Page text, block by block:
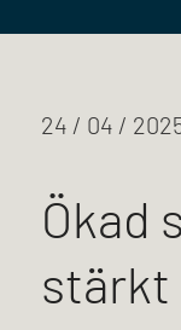
24 / 04 /
Ökad
stärkt